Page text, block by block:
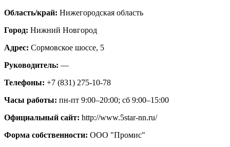
Область/край: Нижегородская область
Город: Нижний Новгород
Адрес: Сормовское шоссе, 5
Руководитель: —
Телефоны: +7 (831) 275-10-78
Часы работы: пн-пт 9:00–20:00; сб 9:00–15:00
Официальный сайт: http://www.5star-nn.ru/
Форма собственности: ООО "Промис"